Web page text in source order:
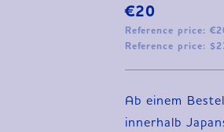
€20
Reference price:
Reference price:
Ab einem
innerhalb